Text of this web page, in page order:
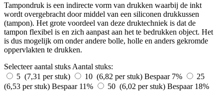
Tampondruk is een indirecte vorm van drukken waarbij de inkt
wordt overgebracht door middel van een siliconen drukkussen
(tampon). Het grote voordeel van deze druktechniek is dat de
tampon flexibel is en zich aanpast aan het te bedrukken object. Het
is dus mogelijk om onder andere bolle, holle en anders gekromde
oppervlakten te drukken.
Selecteer aantal stuks Aantal stuks:
5 (7,31 per stuk)
10 (6,82 per stuk) Bespaar 7%
25
(6,53 per stuk) Bespaar 11% 50 (6,02 per stuk) Bespaar 18%